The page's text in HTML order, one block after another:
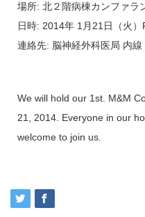
場所: 北２階病棟カンファラ
日時: 2014年 1月21日（火
連絡先: 脳神経外科医局 内線
We will hold our 1st. M&M
21, 2014. Everyone in our
welcome to join us.